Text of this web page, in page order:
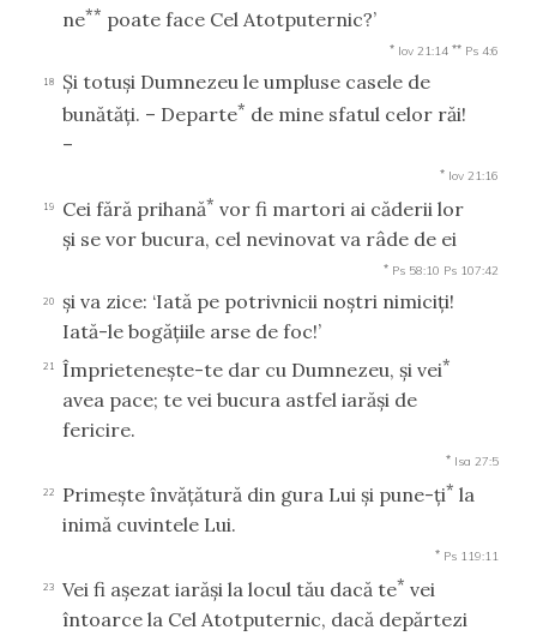
ne** poate face Cel Atotputernic?’
* Iov 21:14 ** Ps 4:6
18
Şi totuşi Dumnezeu le umpluse casele de
bunătăţi. – Departe* de mine sfatul celor răi!
–
* Iov 21:16
19 Cei fără prihană* vor fi martori ai căderii lor
şi se vor bucura, cel nevinovat va râde de ei
* Ps 58:10 Ps 107:42
20
şi va zice: ‘Iată pe potrivnicii noştri nimiciţi!
Iată-le bogăţiile arse de foc!’
21 Împrieteneşte-te dar cu Dumnezeu, şi vei*
avea pace; te vei bucura astfel iarăşi de
fericire.
* Isa 27:5
22 Primeşte învăţătură din gura Lui şi pune-ţi* la
inimă cuvintele Lui.
* Ps 119:11
23 Vei fi aşezat iarăşi la locul tău dacă te* vei
întoarce la Cel Atotputernic, dacă depărtezi